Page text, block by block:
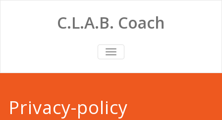
C.L.A.B. Coach
SCHAKEL
NAVIGATIE
Privacy-policy